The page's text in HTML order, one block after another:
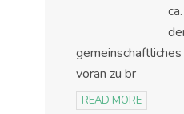
voran zu br
READ MORE